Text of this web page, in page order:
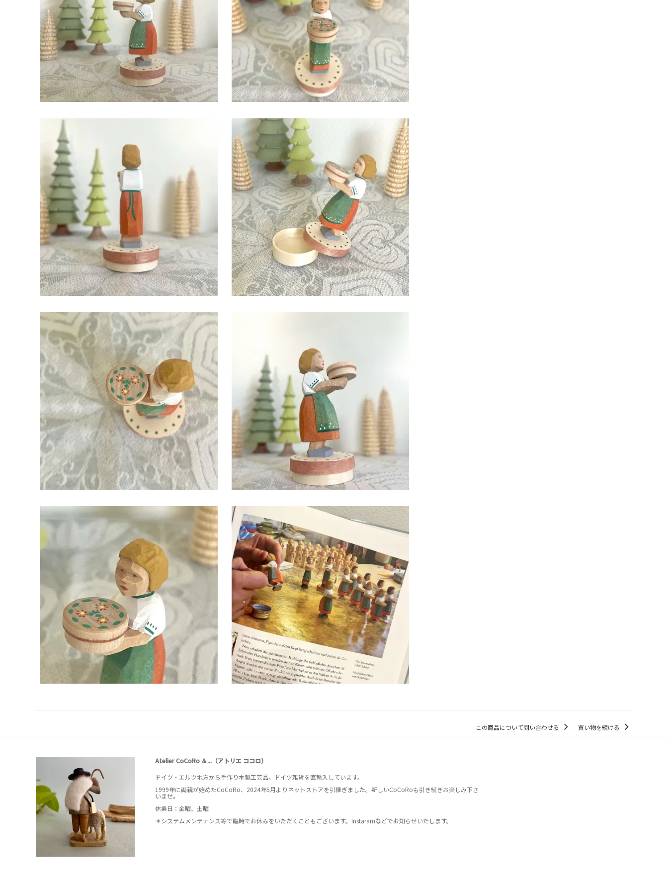
この商品について問い合わせる 買い物を続ける
Atelier CoCoRo ＆...（アトリエ ココロ）
ドイツ・エルツ地方から手作り木製工芸品，ドイツ雑貨を直輸入しています。
1999年に両親が始めたCoCoRo、2024年5月よりネットストアを引継ぎました。新しいCoCoRoも引き続きお楽しみ下さ
いませ。
休業日：金曜、土曜
＊システムメンテナンス等で臨時でお休みをいただくこともございます。Instaramなどでお知らせいたします。